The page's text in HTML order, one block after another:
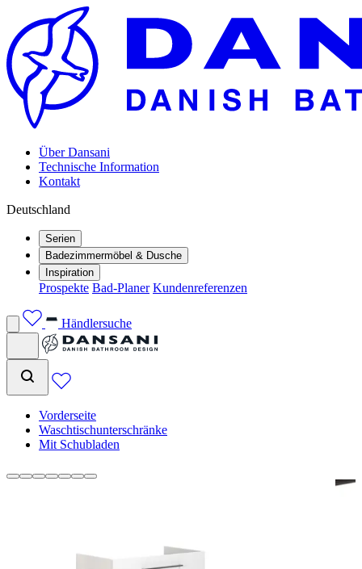
Über Dansani
Technische Information
Kontakt
Deutschland
Serien
Badezimmermöbel & Dusche
Inspiration
Prospekte Bad-Planer Kundenreferenzen
Händlersuche
Vorderseite
Waschtischunterschränke
Mit Schubladen